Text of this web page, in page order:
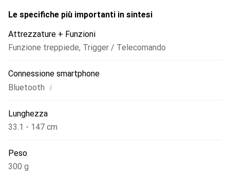
Le specifiche più importanti in sintesi
Attrezzature + Funzioni
Funzione treppiede, Trigger / Telecomando
Connessione smartphone
Bluetooth i
Lunghezza
33.1 - 147 cm
Peso
300 g